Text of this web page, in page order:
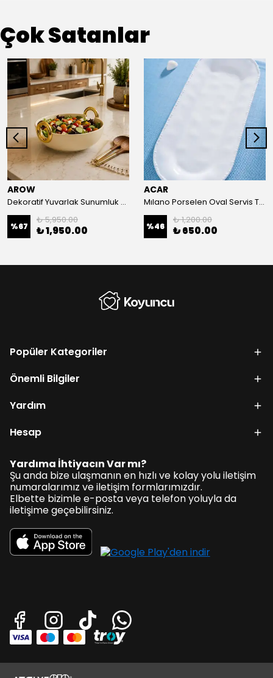
Çok Satanlar
AROW
Dekoratif Yuvarlak Sunumluk Krem-24 Cm
%67
₺ 5,950.00
₺ 1,950.00
ACAR
Mılano Porselen Oval Servis Tabağı 40 cm
%46
₺ 1,200.00
₺ 650.00
Popüler Kategoriler
Önemli Bilgiler
Yardım
Hesap
Yardıma İhtiyacın Var mı?
Şu anda bize ulaşmanın en hızlı ve kolay yolu iletişim
numaralarımız ve iletişim formlarımızdır.
Elbette bizimle e-posta veya telefon yoluyla da
iletişime geçebilirsiniz.